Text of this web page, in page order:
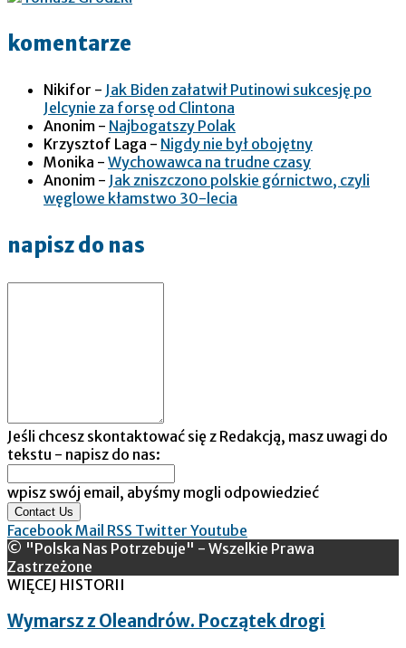
komentarze
Nikifor - Jak Biden załatwił Putinowi sukcesję po
Jelcynie za forsę od Clintona
Anonim - Najbogatszy Polak
Krzysztof Laga - Nigdy nie był obojętny
Monika - Wychowawca na trudne czasy
Anonim - Jak zniszczono polskie górnictwo, czyli
węglowe kłamstwo 30-lecia
napisz do nas
Jeśli chcesz skontaktować się z Redakcją, masz uwagi do
tekstu - napisz do nas:
wpisz swój email, abyśmy mogli odpowiedzieć
Contact Us
FacebookMail RSS Twitter Youtube
© "Polska Nas Potrzebuje" - Wszelkie Prawa
Zastrzeżone
WIĘCEJ HISTORII
Wymarsz z Oleandrów. Początek drogi